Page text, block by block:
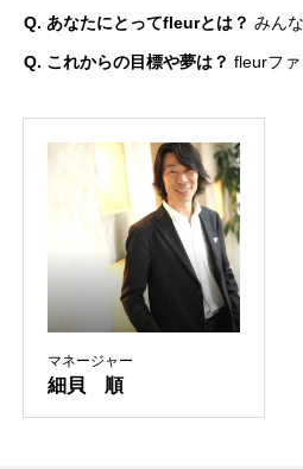
Q. あなたにとってfleurとは？ みん
Q. これからの目標や夢は？ fleurファ
マネージャー
細貝 順